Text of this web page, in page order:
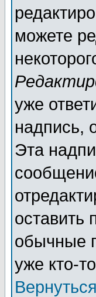
можете
уже
надпись,
Эта
оставить
обычные
уже кто-